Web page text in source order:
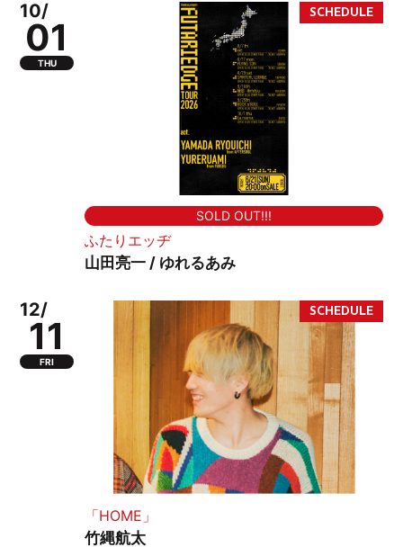
10/
01
THU
SOLD OUT!!!
ふたりエッヂ
山田亮一 / ゆれるあみ
12/
11
FRI
「HOME」
竹縄航太